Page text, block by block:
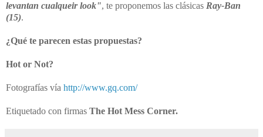
levantan cualqueir look", te proponemos las clásicas Ray-Ban
(15).
¿Qué te parecen estas propuestas?
Hot or Not?
Fotografías vía http://www.gq.com/
Etiquetado con firmas The Hot Mess Corner.